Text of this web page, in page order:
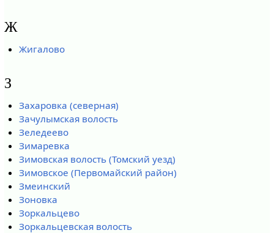
Ж
Жигалово
З
Захаровка (северная)
Зачулымская волость
Зеледеево
Зимаревка
Зимовская волость (Томский уезд)
Зимовское (Первомайский район)
Змеинский
Зоновка
Зоркальцево
Зоркальцевская волость